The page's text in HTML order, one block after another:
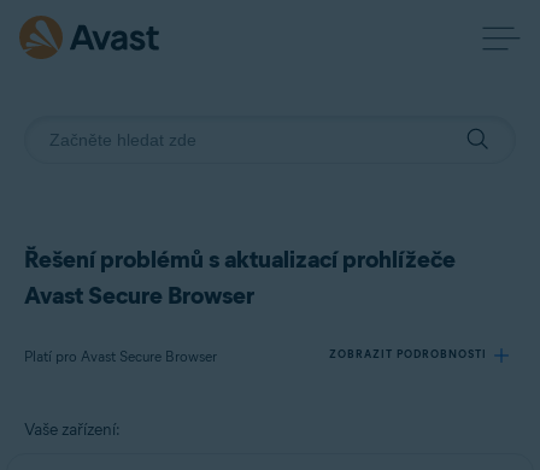
Řešení problémů s aktualizací prohlížeče
Avast Secure Browser
Platí pro Avast Secure Browser ZOBRAZIT PODROBNOSTI
Vaše zařízení: